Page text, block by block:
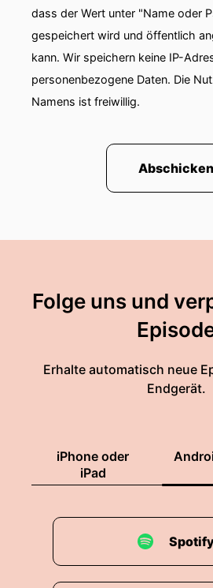
dass der Wert unter "Name oder
gespeichert wird und öffentlich
kann. Wir speichern keine IP-
personenbezogene Daten. Die
Namens ist freiwillig.
Abschicken
Folge uns und
Erhalte automatisch neue
Endgerät.
iPhone oder
iPad